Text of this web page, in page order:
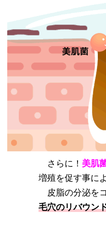
さらに！ 美肌
増殖を促す事に
皮脂の分泌を
毛穴のリバウン